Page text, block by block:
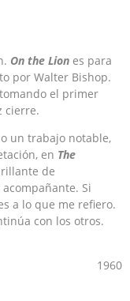
On the Lion es para
por Walter Bishop.
el primer
cierre.
un trabajo notable,
en The
de
Si
a lo que me refiero.
con los otros.
1960